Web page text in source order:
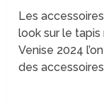
Les
look sur le
Venise 2024
des